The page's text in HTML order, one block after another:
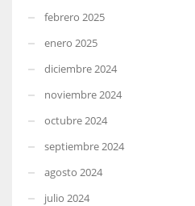
febrero 2025
enero 2025
diciembre 2024
noviembre 2024
octubre 2024
septiembre 2024
agosto 2024
julio 2024